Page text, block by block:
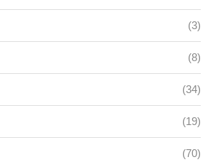
(3)
(8)
(34)
(19)
(70)